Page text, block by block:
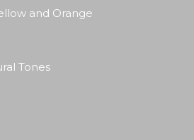
and Orange
Tones